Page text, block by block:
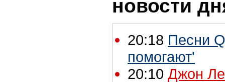
новости
20:18 Песни
помогают'
20:10 Джон